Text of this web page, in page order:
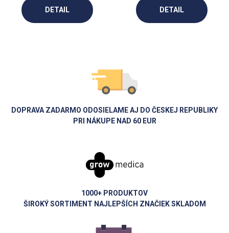
DETAIL DETAIL
DOPRAVA ZADARMO ODOSIELAME AJ DO ČESKEJ REPUBLIKY
PRI NÁKUPE NAD 60 EUR
1000+ PRODUKTOV
ŠIROKÝ SORTIMENT NAJLEPŠÍCH ZNAČIEK SKLADOM